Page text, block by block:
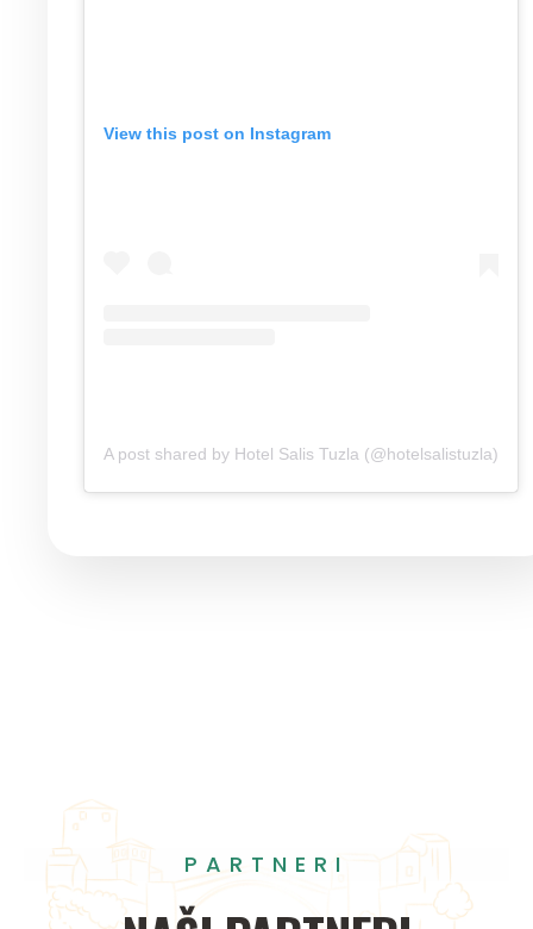
View this post on Instagram
A post shared by Hotel Salis Tuzla (@hotelsalistuzla)
PARTNERI